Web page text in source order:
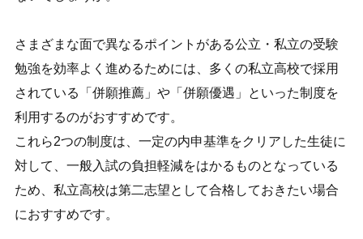
さまざまな面で異なるポイントがある公立・私立の受験
勉強を効率よく進めるためには、多くの私立高校で採用
されている「併願推薦」や「併願優遇」といった制度を
利用するのがおすすめです。
これら2つの制度は、一定の内申基準をクリアした生徒に
対して、一般入試の負担軽減をはかるものとなっている
ため、私立高校は第二志望として合格しておきたい場合
におすすめです。